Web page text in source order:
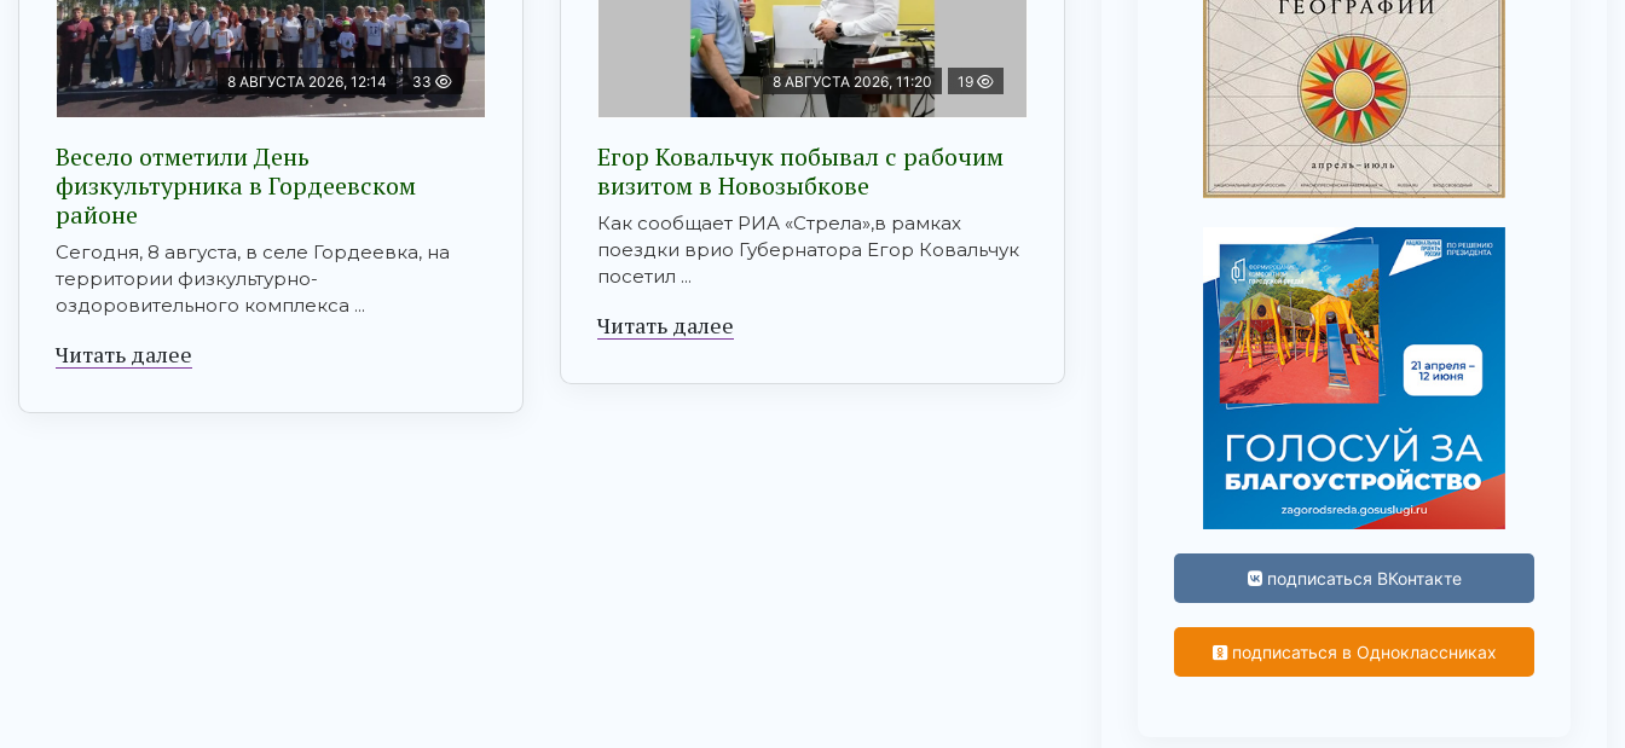
8 АВГУСТА 2026, 12:14 33
Весело отметили День
физкультурника в Гордеевском
районе
Сегодня, 8 августа, в селе Гордеевка, на
территории физкультурно-
оздоровительного комплекса ...
Читать далее
8 АВГУСТА 2026, 11:20 19
Егор Ковальчук побывал с рабочим
визитом в Новозыбкове
Как сообщает РИА «Стрела»,в рамках
поездки врио Губернатора Егор Ковальчук
посетил ...
Читать далее
подписаться ВКонтакте
подписаться в Одноклассниках